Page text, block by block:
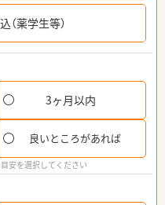
薬学生等）
3ヶ月以内
良いところがあれば
安を選択してください